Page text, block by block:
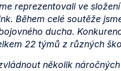
reprezentovali ve
Během celé soutěže
ducha.
22 týmů z různých
několik